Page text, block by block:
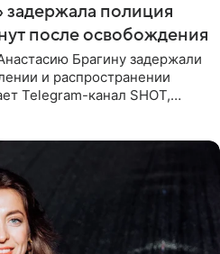
задержала полиция
после освобождения
Брагину задержали
и распространении
Telegram-канал SHOT,